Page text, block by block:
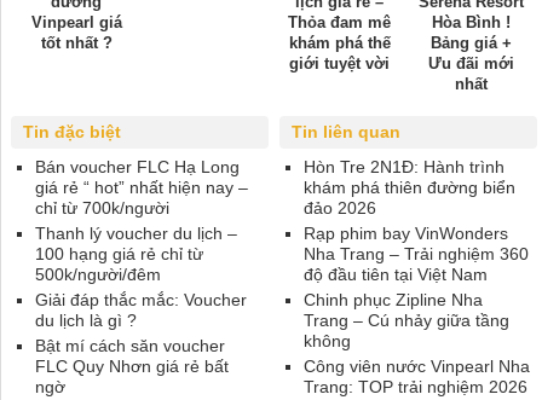
Vinpearl giá
tốt nhất ?
Thỏa đam mê
khám phá thế
giới tuyệt vời
Hòa Bình !
Bảng giá +
Ưu đãi mới
nhất
Tin liên quan
Hòn Tre 2N1Đ: Hành trình
khám phá thiên đường biển
đảo 2026
Rạp phim bay VinWonders
Nha Trang – Trải nghiệm 360
độ đầu tiên tại Việt Nam
Chinh phục Zipline Nha
Trang – Cú nhảy giữa tầng
không
Công viên nước Vinpearl Nha
Trang: TOP trải nghiệm 2026
Tin đặc biệt
Bán voucher FLC Hạ Long
giá rẻ “ hot” nhất hiện nay –
chỉ từ 700k/người
Thanh lý voucher du lịch –
100 hạng giá rẻ chỉ từ
500k/người/đêm
Giải đáp thắc mắc: Voucher
du lịch là gì ?
Bật mí cách săn voucher
FLC Quy Nhơn giá rẻ bất
ngờ